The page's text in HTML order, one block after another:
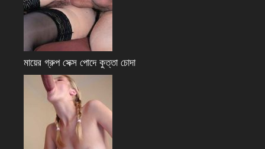
মায়ের গ্রুপ সেক্স পোদে কুত্তা চোদা